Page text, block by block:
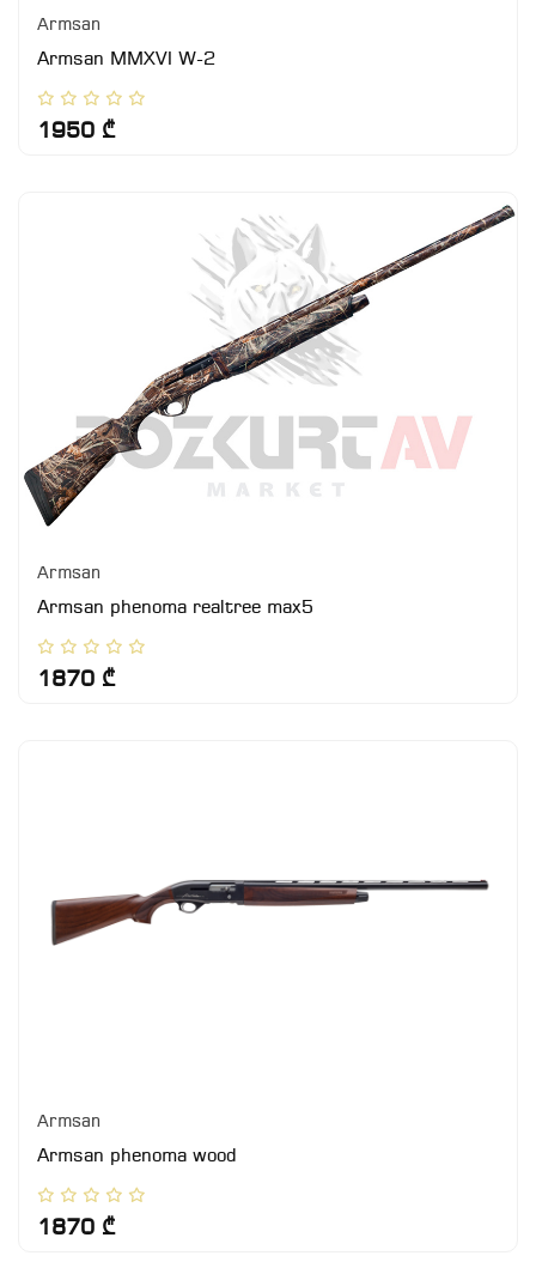
Armsan
Armsan MMXVI W-2
1950 ₾
Armsan
Armsan phenoma realtree max5
1870 ₾
Armsan
Armsan phenoma wood
1870 ₾